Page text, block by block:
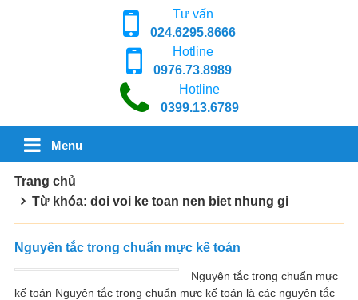
Tư vấn
024.6295.8666
Hotline
0976.73.8989
Hotline
0399.13.6789
Menu
Trang chủ
Từ khóa: doi voi ke toan nen biet nhung gi
Nguyên tắc trong chuẩn mực kế toán
Nguyên tắc trong chuẩn mực
kế toán Nguyên tắc trong chuẩn mực kế toán là các nguyên tắc